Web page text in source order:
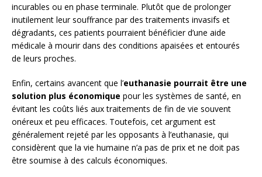
incurables ou en phase terminale. Plutôt que de prolonger
inutilement leur souffrance par des traitements invasifs et
dégradants, ces patients pourraient bénéficier d’une aide
médicale à mourir dans des conditions apaisées et entourés
de leurs proches.
Enfin, certains avancent que l’euthanasie pourrait être une
solution plus économique pour les systèmes de santé, en
évitant les coûts liés aux traitements de fin de vie souvent
onéreux et peu efficaces. Toutefois, cet argument est
généralement rejeté par les opposants à l’euthanasie, qui
considèrent que la vie humaine n’a pas de prix et ne doit pas
être soumise à des calculs économiques.